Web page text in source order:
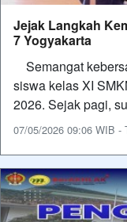
Jejak Langkah
7 Yogyakarta
Semangat
siswa kelas XI
2026. Sejak pagi,
07/05/2026 09:06 WIB